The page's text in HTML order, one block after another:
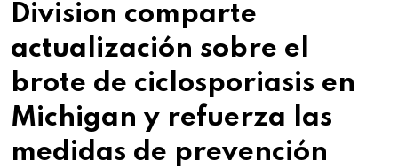
Division comparte
actualización sobre el
brote de ciclosporiasis en
Michigan y refuerza las
medidas de prevención